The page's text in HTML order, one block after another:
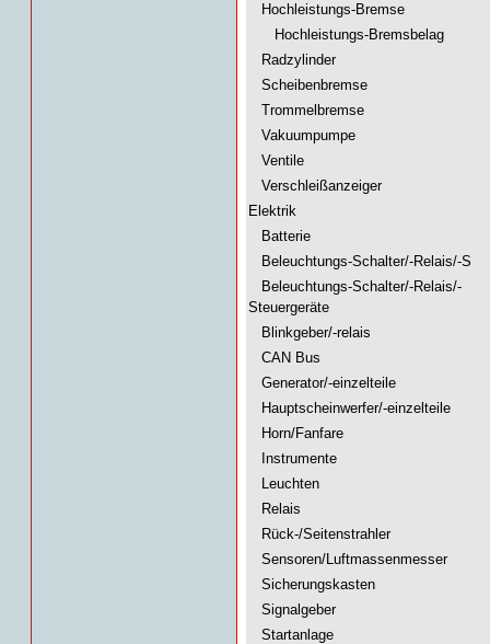
Hochleistungs-Bremse
Hochleistungs-Bremsbelag
Radzylinder
Scheibenbremse
Trommelbremse
Vakuumpumpe
Ventile
Verschleißanzeiger
Elektrik
Batterie
Beleuchtungs-Schalter/-Relais/-S
Beleuchtungs-Schalter/-Relais/-
Steuergeräte
Blinkgeber/-relais
CAN Bus
Generator/-einzelteile
Hauptscheinwerfer/-einzelteile
Horn/Fanfare
Instrumente
Leuchten
Relais
Rück-/Seitenstrahler
Sensoren/Luftmassenmesser
Sicherungskasten
Signalgeber
Startanlage